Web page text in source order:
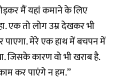
मैं यहां कमाने के लिए
एक तो लोग उम्र देखकर भी
मेरे एक हाथ में बचपन में
जिसके कारण वो भी खराब है.
कर पाएंगे न हम.’’